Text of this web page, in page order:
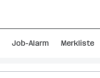
Job-Alarm Merkliste